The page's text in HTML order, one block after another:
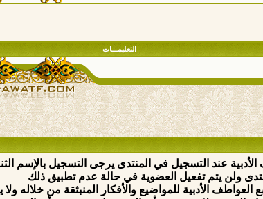
التعليمـــات
الأدبية عند التسجيل في المنتدى يرجى التسجيل بالإسم
ولن يتم تفعيل العضوية في حالة عدم تطبيق ذلك
الأدبية للمواضيع والأفكار المنبثقة من خلاله